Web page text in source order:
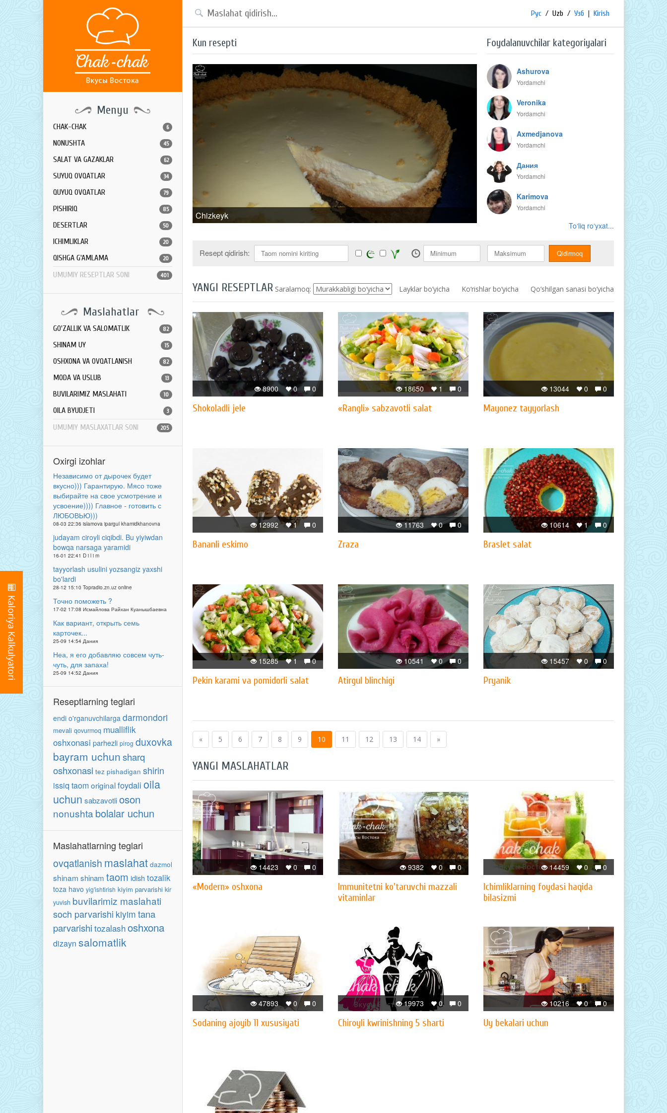
Menyu
CHAK-CHAK 6
NONUSHTA 45
SALAT VA GAZAKLAR 62
SUYUQ OVQATLAR 34
QUYUQ OVQATLAR 79
PISHIRIQ 85
DESERTLAR 50
ICHIMLIKLAR 20
QISHGA G'AMLAMA 20
UMUMIY RESEPTLAR SONI 401
Maslahatlar
GO'ZALLIK VA SALOMATLIK 82
SHINAM UY 15
OSHXONA VA OVQATLANISH 82
MODA VA USLUB 13
BUVILARIMIZ MASLAHATI 10
OILA BYUDJETI 3
UMUMIY MASLAXATLAR SONI 205
Oxirgi izohlar
Независимо от дырочек будет
вкусно))) Гарантирую. Мясо тоже
выбирайте на свое усмотрение и
усвоение)))) Главное - готовить с
ЛЮБОВЬЮ)))
08-03 22:36 islamova ipargul khamidkhanovna
judayam ciroyli ciqibdi. Bu yiyiwdan
bowqa narsaga yaramidi
16-01 22:41 D i l i m
tayyorlash usulini yozsangiz yaxshi
bo'lardi
28-12 15:10 Topradio.zn.uz online
Точно поможеть ?
17-02 17:08 Исмайлова Райхан Куанышбаевна
Как вариант, открыть семь
карточек...
25-09 14:54 Дания
Неа, я его добавляю совсем чуть-
чуть, для запаха!
25-09 14:52 Дания
Reseptlarning teglari
endi o'rganuvchilarga darmondori
mevali qovurmoq mualliflik
oshxonasi parhezli pirog duxovka
bayram uchunsharq
oshxonasi tez pishadigan shirin
issiq taomoriginalfoydali oila
uchun sabzavotlioson
nonushta bolalar uchun
Maslahatlarning teglari
ovqatlanish maslahat dazmol
shinam shinam taom idish tozalik
toza havo yig'ishtirish kiyim parvarishi kir
yuvish buvilarimiz maslahati
soch parvarishi kiyim tana
parvarishi tozalashoshxona
dizayn salomatlik
Рус / Uzb / Узб | Kirish
Kun resepti
Chizkeyk
Foydalanuvchilar kategoriyalari
Ashurova
Yordamchi
Veronika
Yordamchi
Axmedjanova
Yordamchi
Дания
Yordamchi
Karimova
Yordamchi
To‘liq ro‘yxat...
Resept qidirish:
YANGI RESEPTLAR Saralamoq: Layklar bo’yicha Ko‘rishlar bo‘yicha Qo’shilgan sanasi bo’yicha
0
0
8900
Shokoladli jele
0
1
18650
«Rangli» sabzavotli salat
0
0
13044
Mayonez tayyorlash
0
1
12992
Bananli eskimo
0
0
11763
Zraza
0
1
10614
Braslet salat
0
1
15285
Pekin karami va pomidorli salat
0
0
10541
Atirgul blinchigi
0
0
15457
Pryanik
« 5 6 7 8 9 10 11 12 13 14 »
YANGI MASLAHATLAR
0
0
14423
«Modern» oshxona
0
0
9382
Immunitetni ko'taruvchi mazzali
vitaminlar
0
0
14459
Ichimliklarning foydasi haqida
bilasizmi
0
0
47893
​Sodaning ajoyib 11 xususiyati
0
0
19973
Chiroyli kwrinishning 5 sharti
0
0
10216
Uy bekalari uchun